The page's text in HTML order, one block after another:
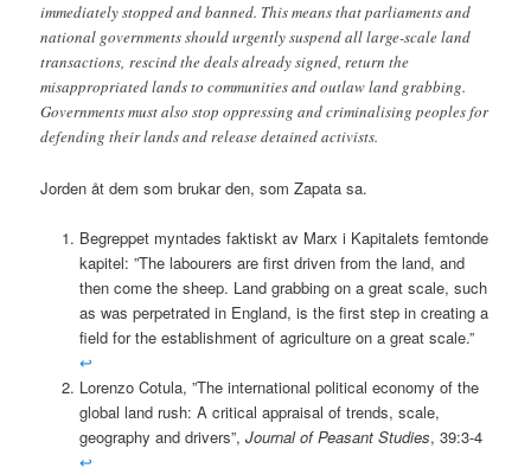
immediately stopped and banned. This means that parliaments and
national governments should urgently suspend all large-scale land
transactions, rescind the deals already signed, return the
misappropriated lands to communities and outlaw land grabbing.
Governments must also stop oppressing and criminalising peoples for
defending their lands and release detained activists.
Jorden åt dem som brukar den, som Zapata sa.
Begreppet myntades faktiskt av Marx i Kapitalets femtonde
kapitel: ”The labourers are first driven from the land, and
then come the sheep. Land grabbing on a great scale, such
as was perpetrated in England, is the first step in creating a
field for the establishment of agriculture on a great scale.”
↩
Lorenzo Cotula, ”The international political economy of the
global land rush: A critical appraisal of trends, scale,
geography and drivers”, Journal of Peasant Studies, 39:3-4
↩